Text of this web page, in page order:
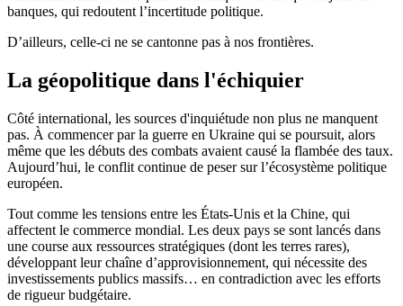
banques, qui redoutent l’incertitude politique.
D’ailleurs, celle-ci ne se cantonne pas à nos frontières.
La géopolitique dans l'échiquier
Côté international, les sources d'inquiétude non plus ne manquent
pas. À commencer par la guerre en Ukraine qui se poursuit, alors
même que les débuts des combats avaient causé la flambée des taux.
Aujourd’hui, le conflit continue de peser sur l’écosystème politique
européen.
Tout comme les tensions entre les États-Unis et la Chine, qui
affectent le commerce mondial. Les deux pays se sont lancés dans
une course aux ressources stratégiques (dont les terres rares),
développant leur chaîne d’approvisionnement, qui nécessite des
investissements publics massifs… en contradiction avec les efforts
de rigueur budgétaire.